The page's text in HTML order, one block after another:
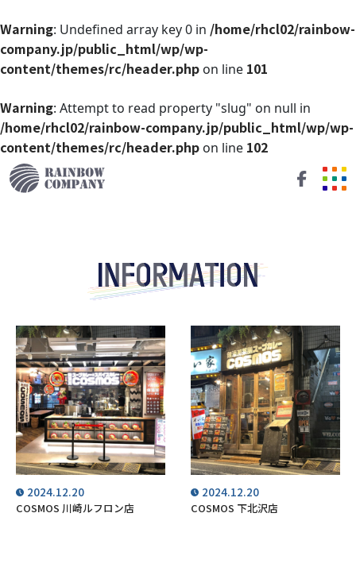
Warning: Undefined array key 0 in /home/rhcl02/rainbow-
company.jp/public_html/wp/wp-
content/themes/rc/header.php on line 101
Warning: Attempt to read property "slug" on null in
/home/rhcl02/rainbow-company.jp/public_html/wp/wp-
content/themes/rc/header.php on line 102
2024.12.20
COSMOS 川崎ルフロン店
2024.12.20
COSMOS 下北沢店